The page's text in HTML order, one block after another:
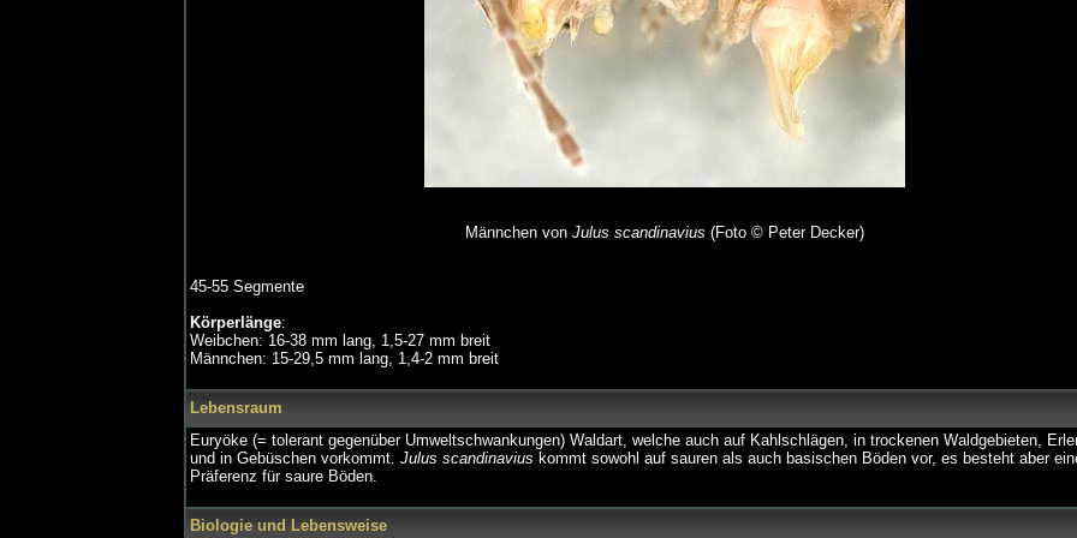
Männchen von Julus scandinavius (Foto © Peter Decker)
45-55 Segmente
Körperlänge:
Weibchen: 16-38 mm lang, 1,5-27 mm breit
Männchen: 15-29,5 mm lang, 1,4-2 mm breit
Lebensraum
Euryöke (= tolerant gegenüber Umweltschwankungen) Waldart, welche auch auf Kahlschlägen, in trockenen Waldgebieten,
und in Gebüschen vorkommt. Julus scandinavius kommt sowohl auf sauren als auch basischen Böden vor, es besteht aber
Präferenz für saure Böden.
Biologie und Lebensweise